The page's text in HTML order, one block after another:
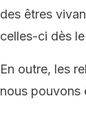
des êtres
celles-ci dès
En outre, les
nous pouvons